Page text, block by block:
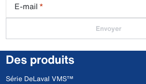
E-mail *
Envoyer
Des produits
Série DeLaval VMS™